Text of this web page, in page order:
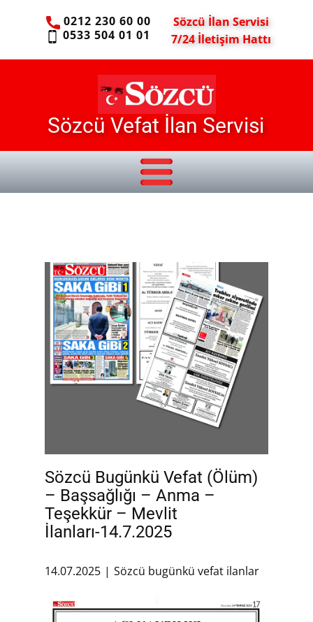
0212 230 60 00
0533 504 01 01
Sözcü İlan Servisi
7/24 İletişim Hattı
Sözcü Vefat İlan Servisi
Sözcü Bugünkü Vefat (Ölüm)
– Başsağlığı – Anma –
Teşekkür – Mevlit
İlanları-14.7.2025
14.07.2025 Sözcü bugünkü vefat ilanlar